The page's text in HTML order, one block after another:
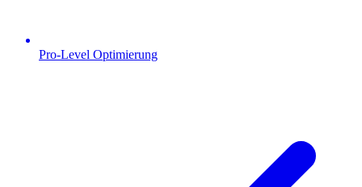
Pro-Level Optimierung